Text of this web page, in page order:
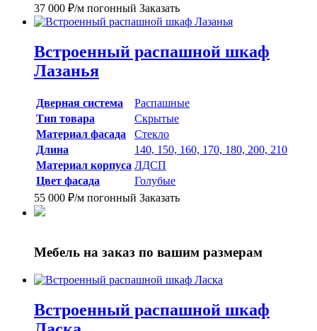
37 000 ₽/м погонный Заказать
Встроенный распашной шкаф
Лазанья
Дверная система
Распашные
Тип товара
Скрытые
Материал фасада
Стекло
Длина
140, 150, 160, 170, 180, 200, 210
Материал корпуса ЛДСП
Цвет фасада
Голубые
55 000 ₽/м погонный Заказать
Мебель на заказ по вашим размерам
Встроенный распашной шкаф